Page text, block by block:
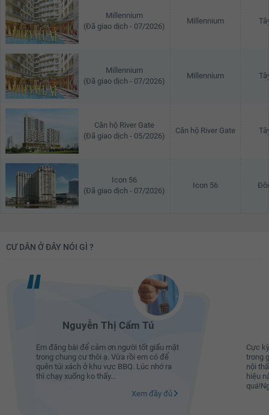
Millennium
(Đã giao dịch - 07/2026)
Millennium
Millennium
(Đã giao dịch - 07/2026)
Millennium
Căn hộ River Gate
(Đã giao dịch - 05/2026)
Căn hộ River Gate
Icon 56
(Đã giao dịch - 07/2026)
Icon 56
CƯ DÂN Ở ĐÂY NÓI GÌ ?
Nguyễn Thị Cẩm Tú
Em đăng bài để cảm ơn người tốt giấu mặt
trong chung cư thôi ạ. Vừa rồi em có để
quên túi xách ở khu vực BBQ. Lúc nhớ ra
thì chạy xuống ko thấy...
Xem đầy đủ
Cực
trong
nội
hiệu